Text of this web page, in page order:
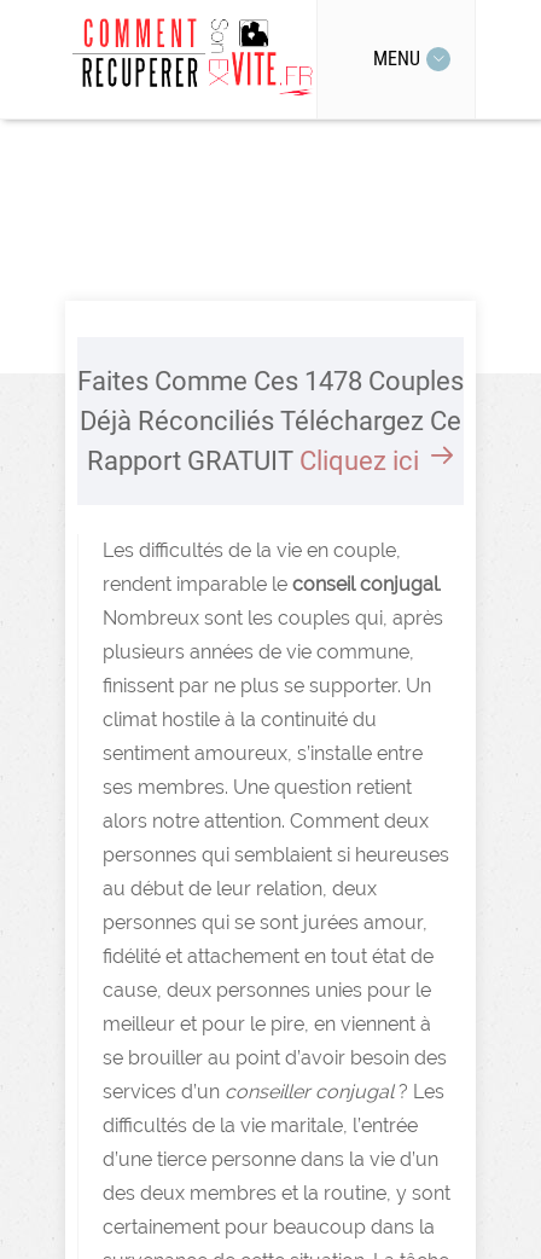
MENU
Faites Comme Ces 1478 Couples
Déjà Réconciliés Téléchargez Ce
Rapport GRATUIT Cliquez ici
Les difficultés de la vie en couple,
rendent imparable le conseil conjugal.
Nombreux sont les couples qui, après
plusieurs années de vie commune,
finissent par ne plus se supporter. Un
climat hostile à la continuité du
sentiment amoureux, s’installe entre
ses membres. Une question retient
alors notre attention. Comment deux
personnes qui semblaient si heureuses
au début de leur relation, deux
personnes qui se sont jurées amour,
fidélité et attachement en tout état de
cause, deux personnes unies pour le
meilleur et pour le pire, en viennent à
se brouiller au point d’avoir besoin des
services d’un conseiller conjugal? Les
difficultés de la vie maritale, l’entrée
d’une tierce personne dans la vie d’un
des deux membres et la routine, y sont
certainement pour beaucoup dans la